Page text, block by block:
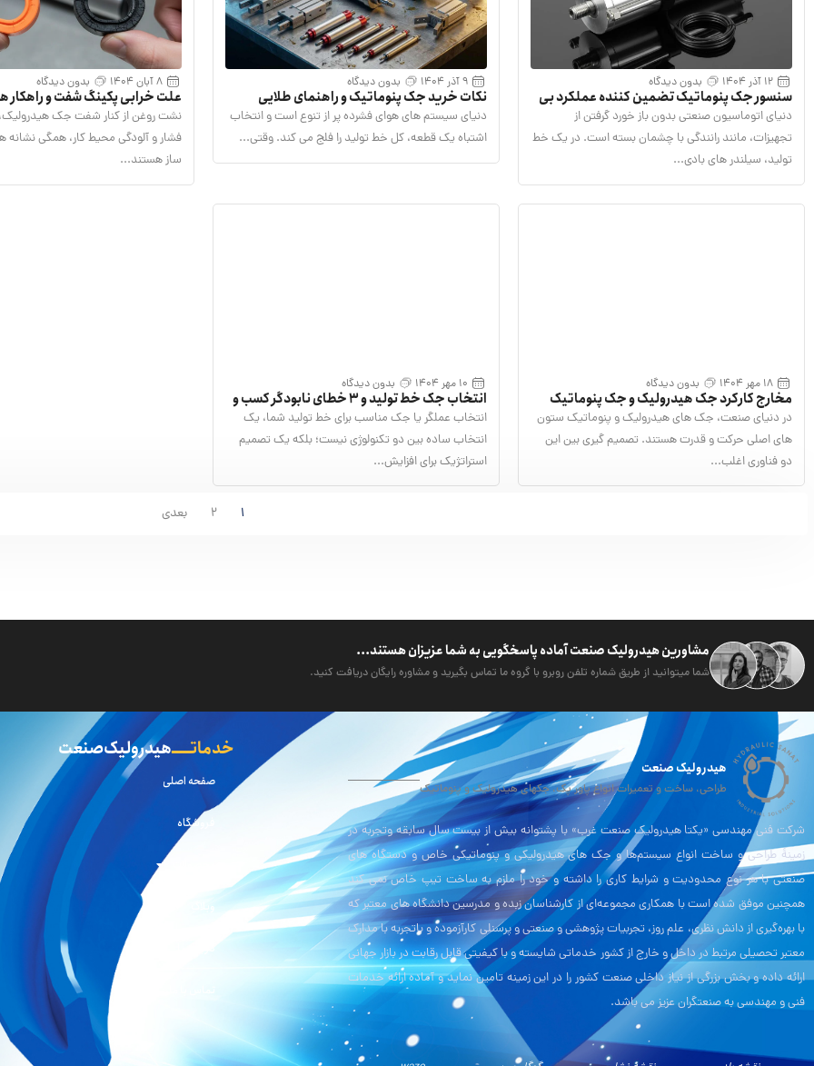
12 آذر 1404 بدون دیدگاه
سنسور جک پنوماتیک تضمین کننده عملکرد بی‌
نقص سیلندر های خط تولید
دنیای اتوماسیون صنعتی بدون باز خورد گرفتن از
تجهیزات، مانند رانندگی با چشمان بسته است. در یک خط
تولید، سیلندر های بادی...
9 آذر 1404 بدون دیدگاه
نکات خرید جک پنوماتیک و راهنمای طلایی
انتخاب انواع سیلندر
دنیای سیستم های هوای فشرده پر از تنوع است و انتخاب
اشتباه یک قطعه، کل خط تولید را فلج می کند. وقتی...
8 آبان 1404 بدون دیدگاه
علت خرابی پکینگ شفت و راهکار
پیشگیری از آن
نشت روغن از کنار شفت جک
فشار و آلودگی محیط کار، همگی نشانه
ساز هستند...
18 مهر 1404 بدون دیدگاه
مخارج کارکرد جک هیدرولیک و جک پنوماتیک
در دنیای صنعت، جک های هیدرولیک و پنوماتیک ستون
های اصلی حرکت و قدرت هستند. تصمیم گیری بین این
دو فناوری اغلب...
10 مهر 1404 بدون دیدگاه
انتخاب جک خط تولید و 3 خطای نابودگر کسب و
کار
انتخاب عملگر یا جک مناسب برای خط تولید شما، یک
انتخاب ساده بین دو تکنولوژی نیست؛ بلکه یک تصمیم
استراتژیک برای افزایش...
1
2 بعدی
مشاورین هیدرولیک صنعت آماده پاسخگویی به شما عزیزان هستند...
شما میتوانید از طریق شماره تلفن روبرو با گروه ما تماس بگیرید و مشاوره رایگان دریافت کنید.
هیدرولیک صنعت
طراحی، ساخت و تعمیرات انواع پاور پک، جکهای هیدرولیک و پنوماتیک
شرکت فنی مهندسی «یکتا هیدرولیک صنعت غرب» با پشتوانه بیش از بیست سال سابقه وتجربه در
زمینۀ طراحی و ساخت انواع سیستم‌ها و جک های هیدرولیکی و پنوماتیکی خاص و دستگاه های
صنعتی با هر نوع محدودیت و شرایط کاری را داشته و خود را ملزم به ساخت تیپ خاص نمی کند
همچنین موفق شده است با همکاری مجموعه‌ای از کارشناسان زبده و مدرسین دانشگاه های معتبر که
با بهره‌گیری از دانش نظری، علم روز، تجربیات پژوهشی و صنعتی و پرسنلی کارآزموده و باتجربه با مدارک
معتبر تحصیلی مرتبط در داخل و خارج از کشور خدماتی شایسته و با کیفیتی قابل رقابت در بازار جهانی
ارائه داده و بخش بزرگی از نیاز داخلی صنعت کشور را در این زمینه تامین نماید و آماده ارائه خدمات
فنی و مهندسی به صنعتگران عزیز می باشد.
خدماتـــــهیدرولیک صنعت
صفحه اصلی
فروشگاه
وبلاگ